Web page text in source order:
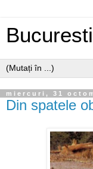
miercuri, 31
Din spatele